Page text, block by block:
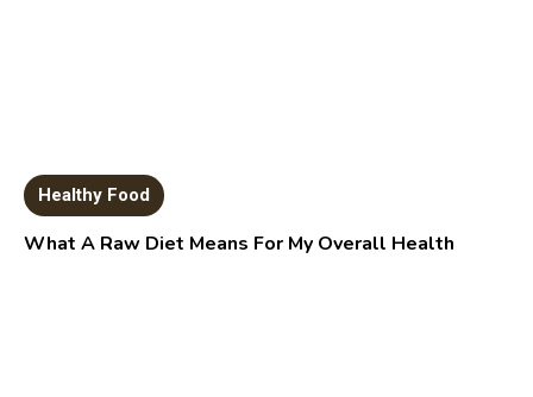
Healthy Food
What A Raw Diet Means For My Overall Health